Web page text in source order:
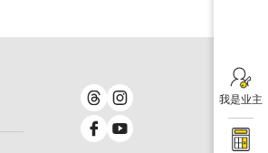
我是业主